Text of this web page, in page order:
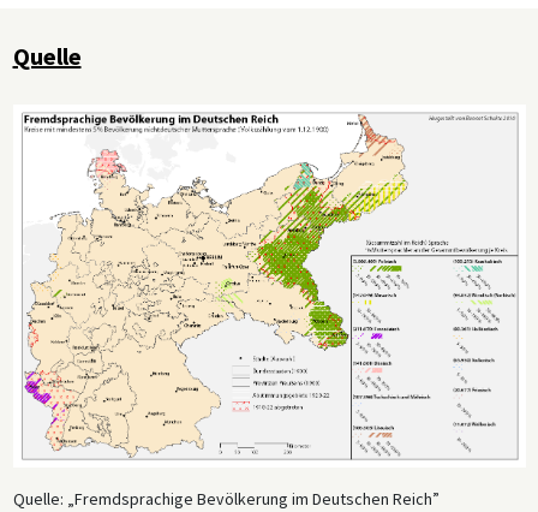
Quelle
Quelle: „Fremdsprachige Bevölkerung im Deutschen Reich”